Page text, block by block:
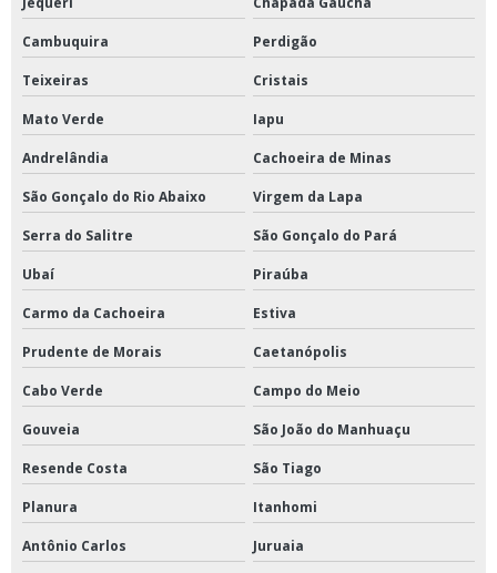
Cambuquira Perdigão
Teixeiras Cristais
Mato Verde Iapu
Andrelândia Cachoeira de Minas
São Gonçalo do Rio Abaixo Virgem da Lapa
Serra do Salitre São Gonçalo do Pará
Ubaí Piraúba
Carmo da Cachoeira Estiva
Prudente de Morais Caetanópolis
Cabo Verde Campo do Meio
Gouveia São João do Manhuaçu
Resende Costa São Tiago
Planura Itanhomi
Antônio Carlos Juruaia